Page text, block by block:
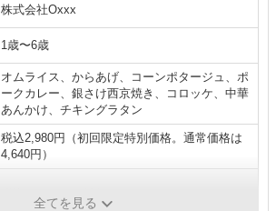
株式会社Oxxx
1歳〜6歳
オムライス、からあげ、コーンポタージュ、ポ
ークカレー、銀さけ西京焼き、コロッケ、中華
あんかけ、チキングラタン
税込2,980円（初回限定特別価格。通常価格は
4,640円）
税込8,910円＋送料
全てを見る